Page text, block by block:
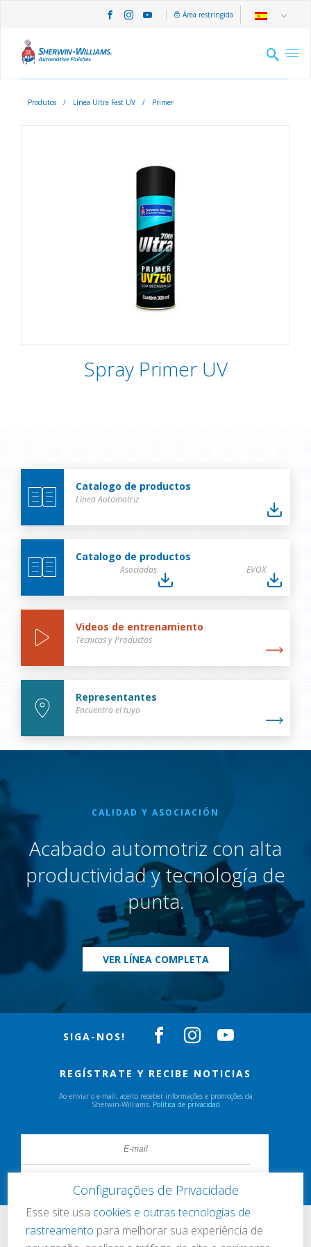
Área restringida
Produtos / Línea Ultra Fast UV / Primer
Spray Primer UV
Catalogo de productos
Linea Automotriz
Catalogo de productos
Asociados EVOX
Videos de entrenamiento
Tecnicas y Productos
Representantes
Encuentra el tuyo
CALIDAD Y ASOCIACIÓN
Acabado automotriz con alta
productividad y tecnología de
punta.
VER LÍNEA COMPLETA
SIGA-NOS!
REGÍSTRATE Y RECIBE NOTICIAS
Ao enviar o e-mail, aceito receber informações e promoções da
Sherwin-Williams. Política de privacidad
Configurações de Privacidade
Esse site usa cookies e outras tecnologias de
rastreamento para melhorar sua experiência de